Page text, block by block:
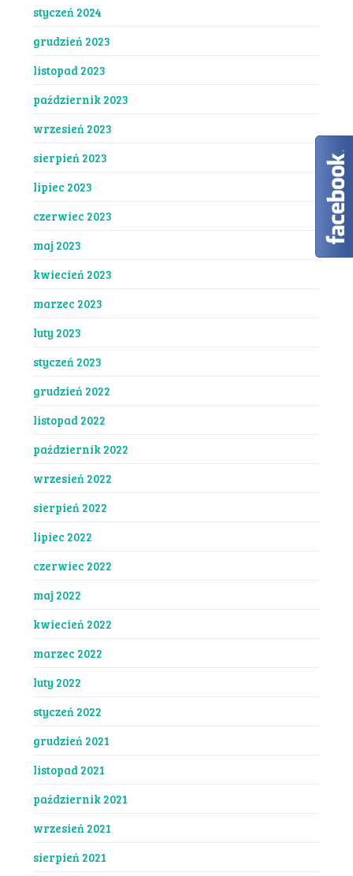
styczeń 2024
grudzień 2023
listopad 2023
październik 2023
wrzesień 2023
sierpień 2023
lipiec 2023
czerwiec 2023
maj 2023
kwiecień 2023
marzec 2023
luty 2023
styczeń 2023
grudzień 2022
listopad 2022
październik 2022
wrzesień 2022
sierpień 2022
lipiec 2022
czerwiec 2022
maj 2022
kwiecień 2022
marzec 2022
luty 2022
styczeń 2022
grudzień 2021
listopad 2021
październik 2021
wrzesień 2021
sierpień 2021